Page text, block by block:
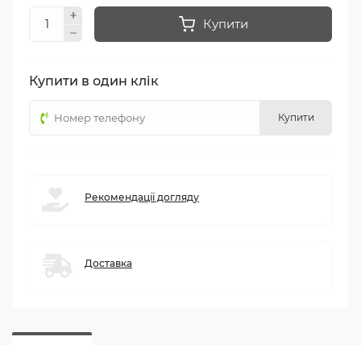
Купити
Купити в один клік
Купити
Рекомендації догляду
Доставка